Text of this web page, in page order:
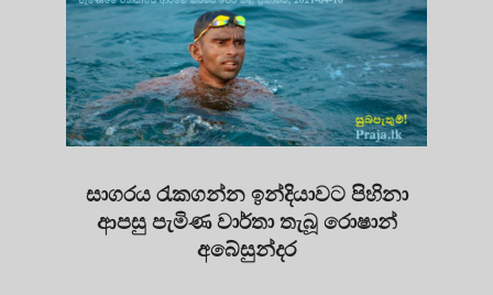
සාගරය රැකගන්න ඉන්දියාවට පිහිනා
ආපසු පැමිණ වාර්තා තැබූ රොෂාන්
අබේසුන්දර